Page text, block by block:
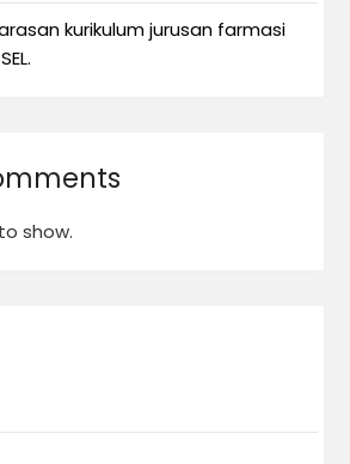
kurikulum jurusan farmasi
show.